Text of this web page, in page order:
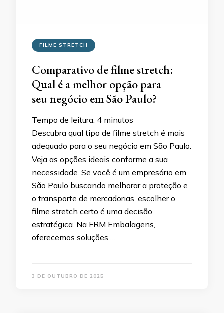
FILME STRETCH
Comparativo de filme stretch:
Qual é a melhor opção para
seu negócio em São Paulo?
Tempo de leitura: 4 minutos
Descubra qual tipo de filme stretch é mais
adequado para o seu negócio em São Paulo.
Veja as opções ideais conforme a sua
necessidade. Se você é um empresário em
São Paulo buscando melhorar a proteção e
o transporte de mercadorias, escolher o
filme stretch certo é uma decisão
estratégica. Na FRM Embalagens,
oferecemos soluções …
3 DE OUTUBRO DE 2025